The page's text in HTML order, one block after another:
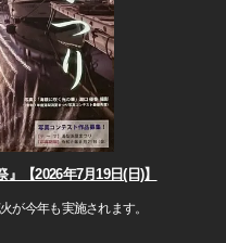
【2026年7月19日(日)】
が今年も実施されます。